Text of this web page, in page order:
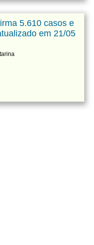
5.610 casos e
em 21/05